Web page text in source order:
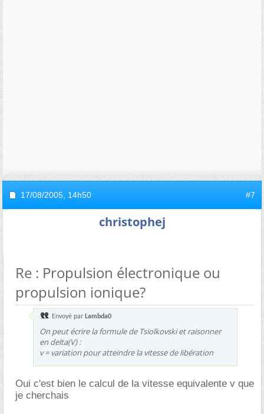
17/08/2005, 14h50 #7
christophej
Re : Propulsion électronique ou
propulsion ionique?
Envoyé par Lambda0
On peut écrire la formule de Tsiolkovski et raisonner
en delta(V) :
v = variation pour atteindre la vitesse de libération
Oui c'est bien le calcul de la vitesse equivalente v que
je cherchais